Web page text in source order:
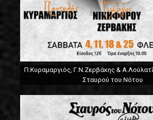
Π.Κυραμαργιός, Γ.Ν.Ζερβάκης &
Σταυρού του Νότου